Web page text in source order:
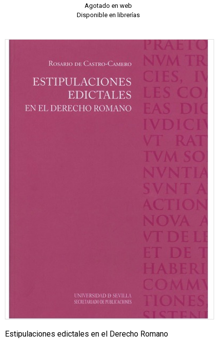
Agotado en web
Disponible en librerías
Estipulaciones edictales en el Derecho Romano